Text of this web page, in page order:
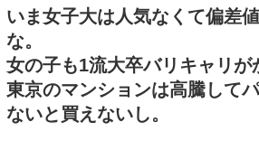
いま女子大は人気なくて偏差
な。
女の子も1流大卒バリキャリが
東京のマンションは高騰して
ないと買えないし。